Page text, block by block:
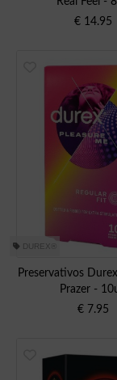
€ 14.95
DUREX®
Preservativos
Prazer -
€ 7.95